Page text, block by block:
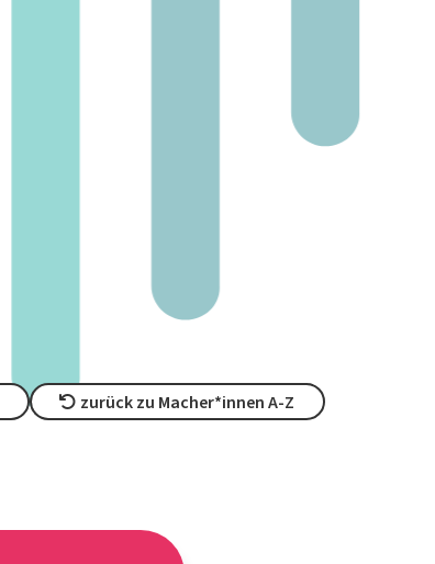
zurück zu Macher*innen A-Z